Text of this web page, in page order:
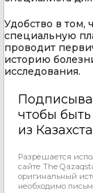
Удобство в том,
специальную
проводит
историю
исследования.
чтобы
из
Разрешается
сайте The
оригинальный
необходимо